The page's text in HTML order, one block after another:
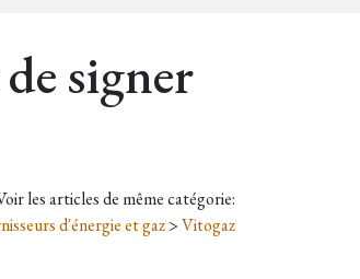
signer
les articles de même catégorie:
d'énergie et gaz>Vitogaz